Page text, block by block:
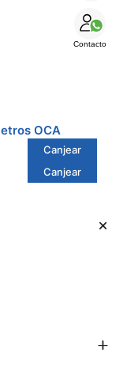
Contacto
OCA
Canjear
Canjear